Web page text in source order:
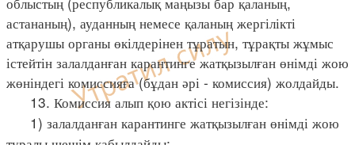
астананың), ауданның немесе қаланың жергілікті
атқарушы органы өкілдерінен тұратын, тұрақты жұмыс
істейтін залалданған карантинге жатқызылған өнімді жою
жөніндегі комиссияға (бұдан әрі - комиссия) жолдайды.
13. Комиссия алып қою актісі негізінде:
1) залалданған карантинге жатқызылған өнімді жою